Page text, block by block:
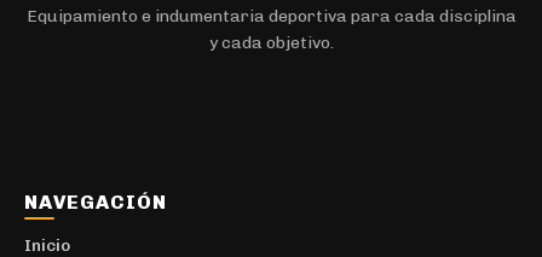
Equipamiento e indumentaria deportiva para cada disciplina
y cada objetivo.
NAVEGACIÓN
Inicio